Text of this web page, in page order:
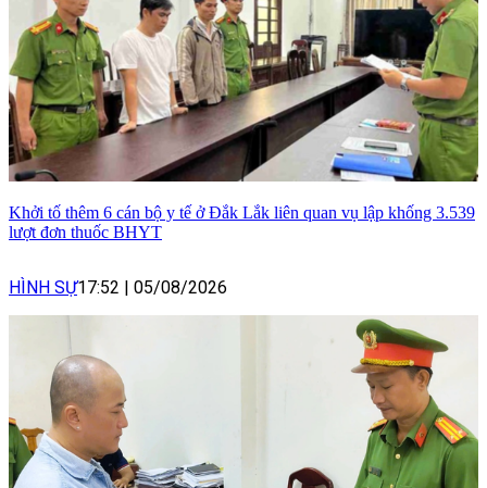
Khởi tố thêm 6 cán bộ y tế ở Đắk Lắk liên quan vụ lập khống 3.539
lượt đơn thuốc BHYT
HÌNH SỰ17:52 05/08/2026